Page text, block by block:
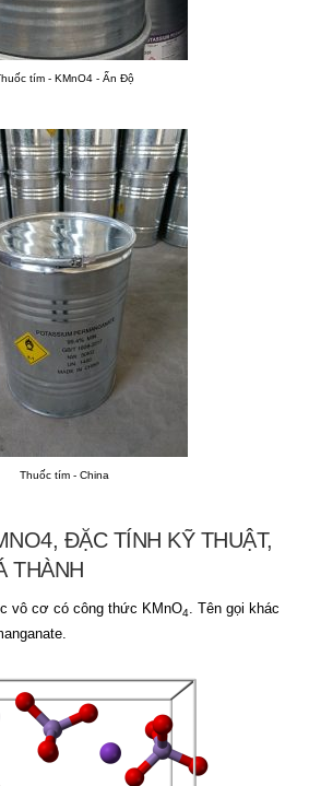
tím - KMnO4 - Ấn Độ
Thuốc tím - China
ĐẶC TÍNH KỸ THUẬT,
THÀNH
vô cơ có công thức KMnO4. Tên gọi khác